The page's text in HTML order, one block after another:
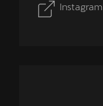
Instagram